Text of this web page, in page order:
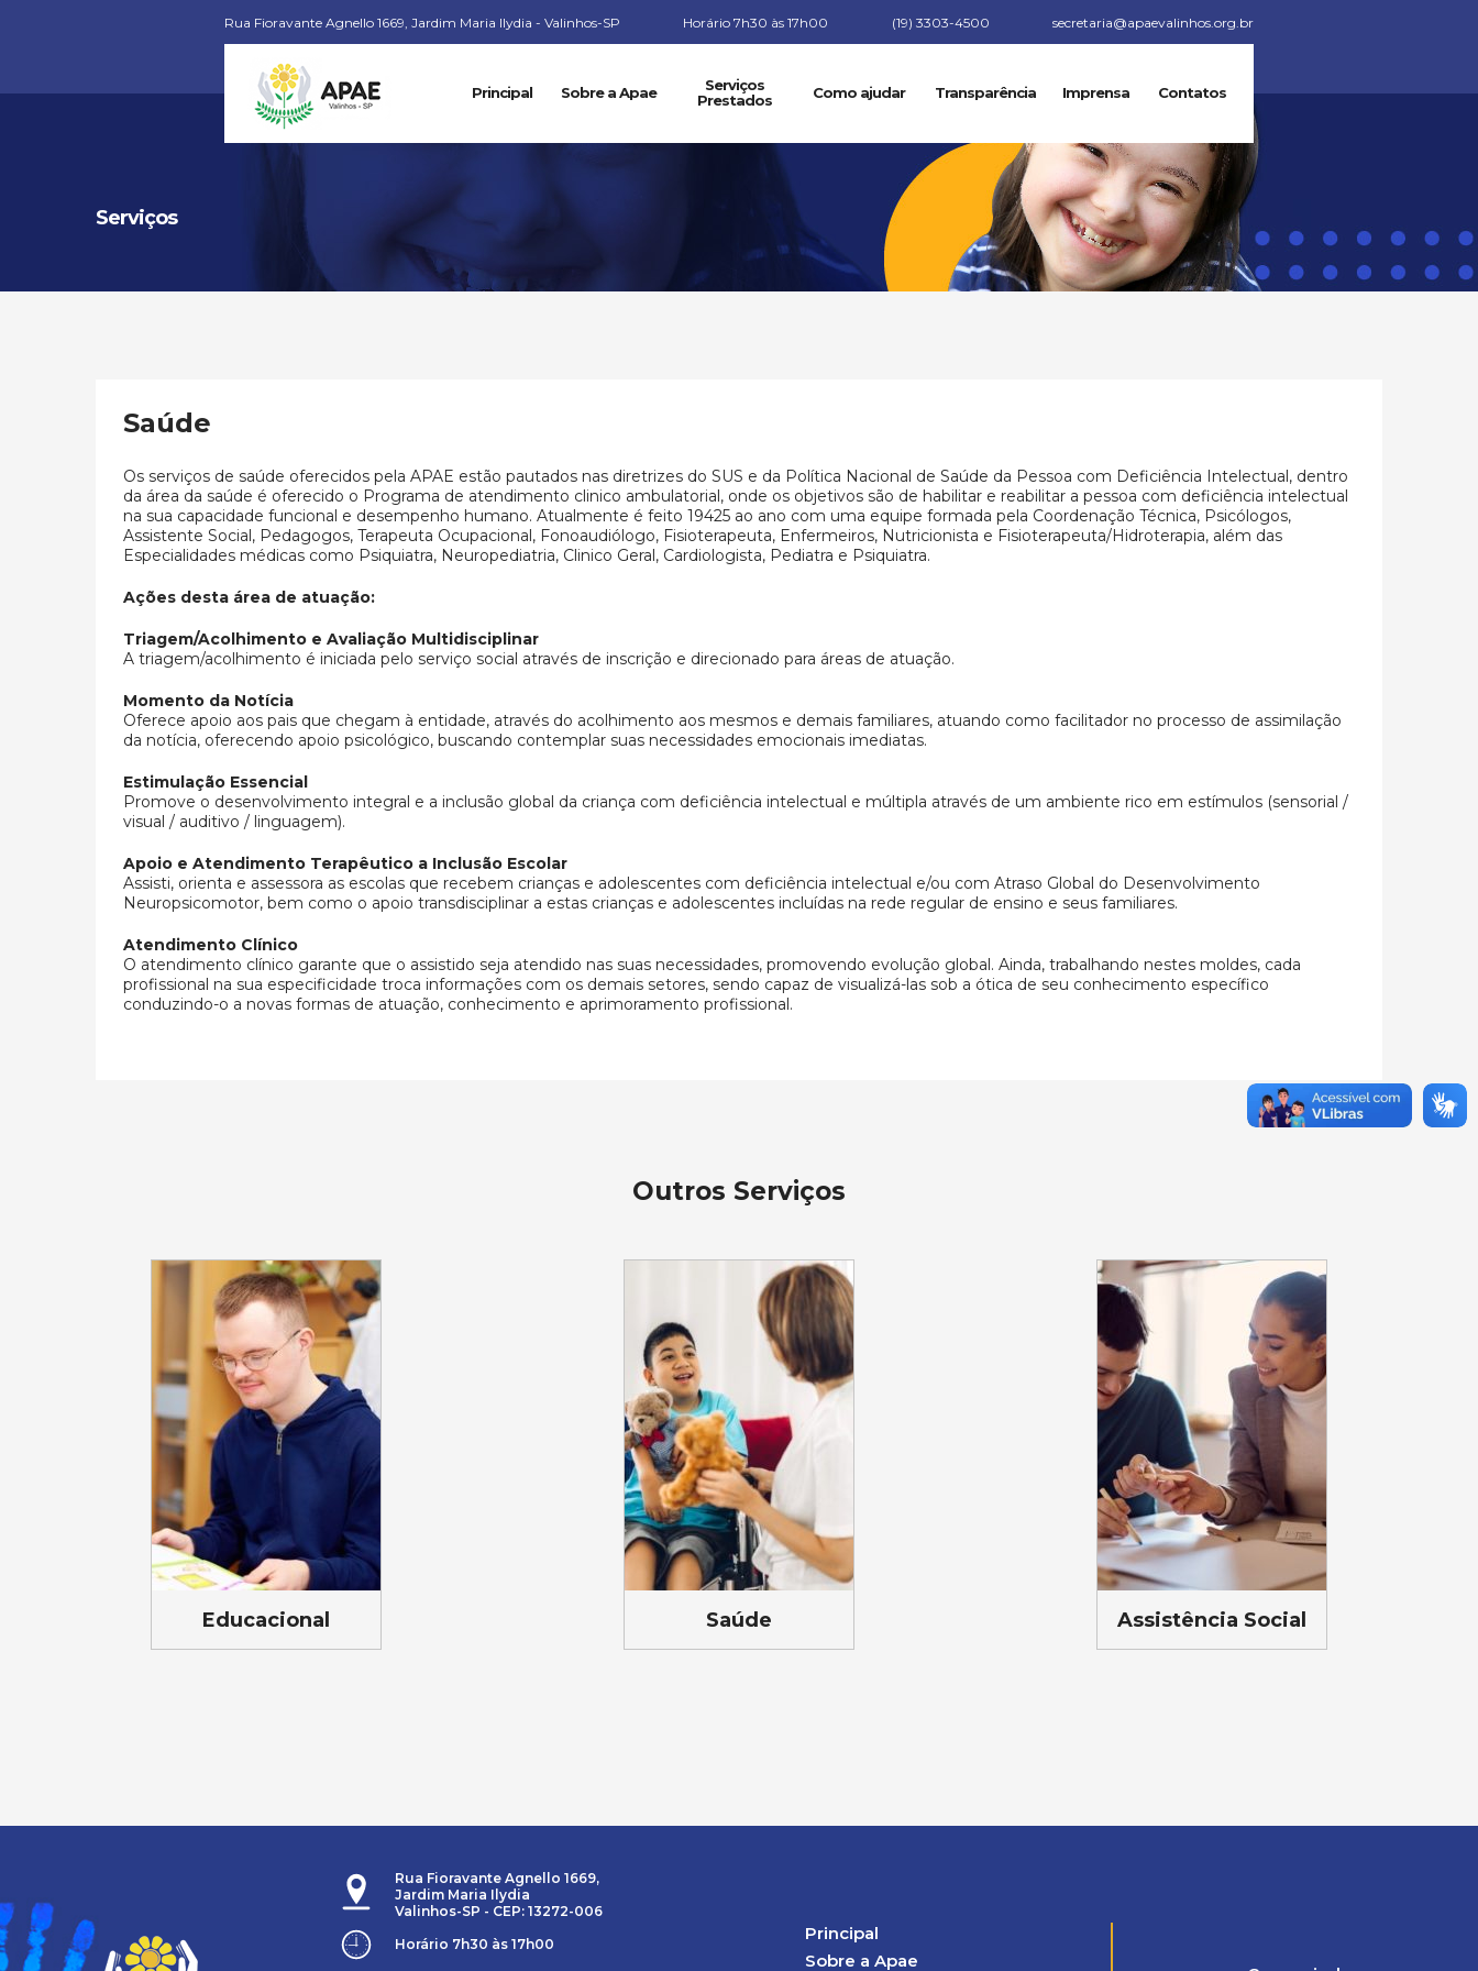
Rua Fioravante Agnello 1669, Jardim Maria Ilydia - Valinhos-SP Horário 7h30 às 17h00 (19) 3303-4500 secretaria@apaevalinhos.org.br
Principal Sobre a Apae
Serviços
Prestados
Como ajudar Transparência Imprensa Contatos
Serviços
Saúde
Os serviços de saúde oferecidos pela APAE estão pautados nas diretrizes do SUS e da Política Nacional de Saúde da Pessoa com Deficiência Intelectual, dentro
da área da saúde é oferecido o Programa de atendimento clinico ambulatorial, onde os objetivos são de habilitar e reabilitar a pessoa com deficiência intelectual
na sua capacidade funcional e desempenho humano. Atualmente é feito 19425 ao ano com uma equipe formada pela Coordenação Técnica, Psicólogos,
Assistente Social, Pedagogos, Terapeuta Ocupacional, Fonoaudiólogo, Fisioterapeuta, Enfermeiros, Nutricionista e Fisioterapeuta/Hidroterapia, além das
Especialidades médicas como Psiquiatra, Neuropediatria, Clinico Geral, Cardiologista, Pediatra e Psiquiatra.
Ações desta área de atuação:
Triagem/Acolhimento e Avaliação Multidisciplinar
A triagem/acolhimento é iniciada pelo serviço social através de inscrição e direcionado para áreas de atuação.
Momento da Notícia
Oferece apoio aos pais que chegam à entidade, através do acolhimento aos mesmos e demais familiares, atuando como facilitador no processo de assimilação
da notícia, oferecendo apoio psicológico, buscando contemplar suas necessidades emocionais imediatas.
Estimulação Essencial
Promove o desenvolvimento integral e a inclusão global da criança com deficiência intelectual e múltipla através de um ambiente rico em estímulos (sensorial /
visual / auditivo / linguagem).
Apoio e Atendimento Terapêutico a Inclusão Escolar
Assisti, orienta e assessora as escolas que recebem crianças e adolescentes com deficiência intelectual e/ou com Atraso Global do Desenvolvimento
Neuropsicomotor, bem como o apoio transdisciplinar a estas crianças e adolescentes incluídas na rede regular de ensino e seus familiares.
Atendimento Clínico
O atendimento clínico garante que o assistido seja atendido nas suas necessidades, promovendo evolução global. Ainda, trabalhando nestes moldes, cada
profissional na sua especificidade troca informações com os demais setores, sendo capaz de visualizá-las sob a ótica de seu conhecimento específico
conduzindo-o a novas formas de atuação, conhecimento e aprimoramento profissional.
Outros Serviços
Educacional Saúde Assistência Social
Rua Fioravante Agnello 1669,
Jardim Maria Ilydia
Valinhos-SP - CEP: 13272-006
Horário 7h30 às 17h00
Principal
Sobre a Apae